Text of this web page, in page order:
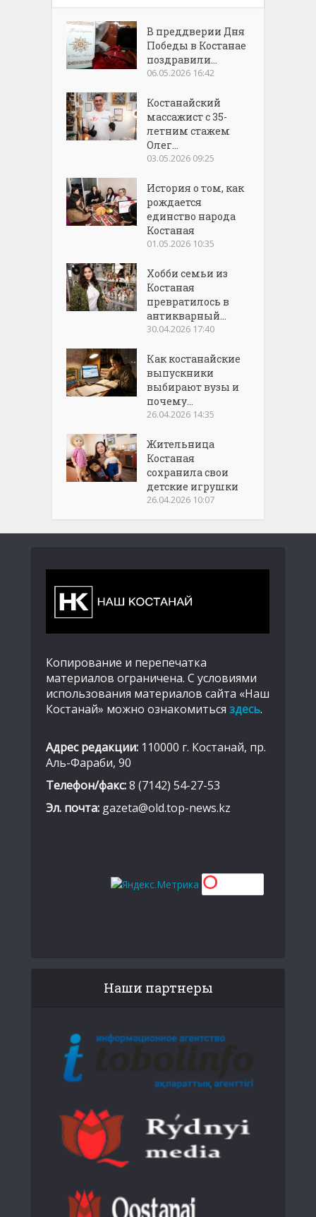
В преддверии Дня
Победы в Костанае
поздравили...
06.05.2026 16:42
Костанайский
массажист с 35-
летним стажем
Олег...
03.05.2026 09:25
История о том, как
рождается
единство народа
Костаная
01.05.2026 10:35
Хобби семьи из
Костаная
превратилось в
антикварный...
30.04.2026 17:40
Как костанайские
выпускники
выбирают вузы и
почему...
26.04.2026 14:35
Жительница
Костаная
сохранила свои
детские игрушки
26.04.2026 10:07
Копирование и перепечатка
материалов ограничена. С условиями
использования материалов сайта «Наш
Костанай» можно ознакомиться здесь.
Адрес редакции: 110000 г. Костанай, пр.
Аль-Фараби, 90
Телефон/факс:8 (7142) 54-27-53
Эл. почта: gazeta@old.top-news.kz
Наши партнеры